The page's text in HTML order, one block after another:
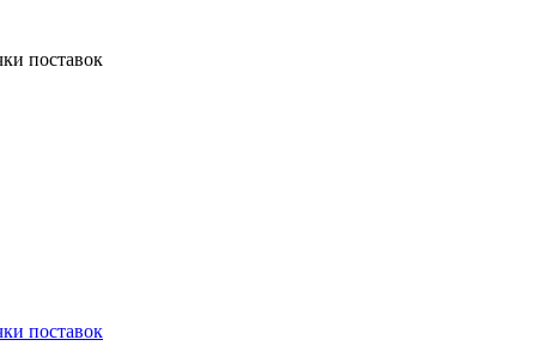
поставок
поставок